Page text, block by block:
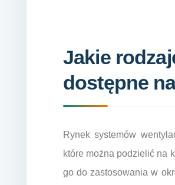
Jakie
dostępne
Rynek systemów
które można podzielić na
go do zastosowania w